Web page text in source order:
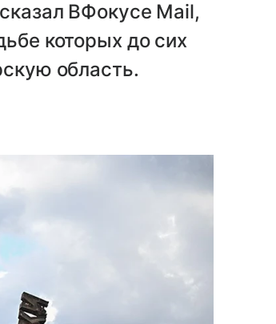
ВФокусе Mail,
которых до сих
область.